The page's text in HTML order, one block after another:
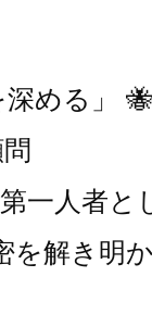
める」
一人者と
を解き明